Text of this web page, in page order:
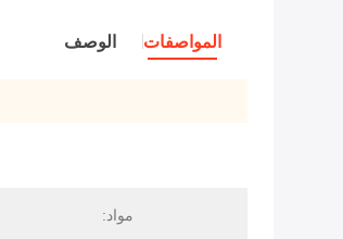
المواصفات الوصف
مواد: